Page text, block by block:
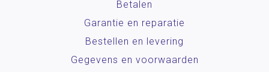
Betalen
Garantie en reparatie
Bestellen en levering
Gegevens en voorwaarden